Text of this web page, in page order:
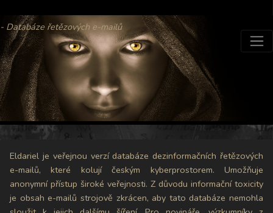
- Databáze řetězových e-mailů
Eldariel je veřejnou verzí databáze dezinformačních řetězových
e-mailů, které kolují českým kyberprostorem. Umožňuje
anonymní přístup široké veřejnosti. Z důvodu informační toxicity
je obsah e-mailů strojově zkrácen, aby tato databáze nemohla